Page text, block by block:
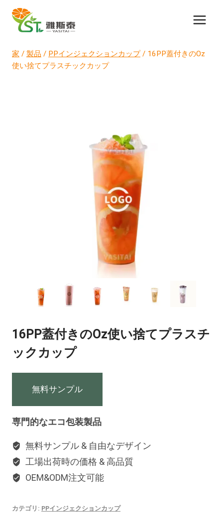
家 / 製品 / PPインジェクションカップ / 16PP蓋付きのOz
使い捨てプラスチックカップ
16PP蓋付きのOz使い捨てプラスチ
ックカップ
無料サンプル
専門的なエコ包装製品
無料サンプル & 自由なデザイン
工場出荷時の価格 & 高品質
OEM&ODM注文可能
カテゴリ: PPインジェクションカップ